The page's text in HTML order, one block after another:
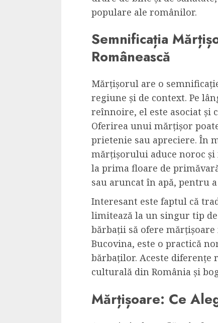
populare ale românilor.
Semnificația
Românească
Mărțișorul are o
regiune și de context. Pe
reînnoire, el este asociat și
Oferirea unui mărțișor
prietenie sau apreciere. În
mărțișorului aduce noroc
la prima floare de
sau aruncat în apă, pentru
Interesant este faptul că
limitează la un singur tip
bărbații să ofere
Bucovina, este o practică
bărbaților. Aceste diferențe
culturală din România și
Mărțișoare: Ce